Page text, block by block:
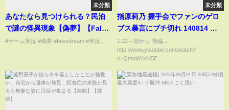
未分類
あなたなら見つけられる？民泊
で謎の怪異現象【偽夢】【False
Dream】#shorts
#ゲーム実況 #偽夢 #falsedream #実況...
未分類
指原莉乃 握手会でファンのゲロ
ブス暴言にブチ切れ 140814 逆
転力トーク前編 AKB48 HKT48
1:22～頭から 後編→
http://www.youtube.com/watch?
v=QmoldYxlK5E...